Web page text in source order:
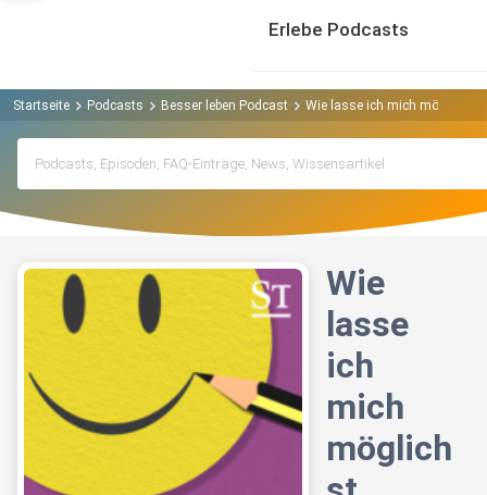
Erlebe Podcasts
Startseite Podcasts Besser leben Podcast Wie lasse ich mich möglichst
Wie
lasse
ich
mich
möglich